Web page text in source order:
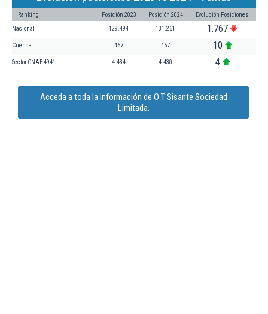
Ranking Posición 2023 Posición 2024 Evolución Posiciones
Nacional 129.494 131.261 1.767
Cuenca 467 457 10
Sector CNAE 4941 4.434 4.430 4
Acceda a toda la información de O T Sisante Sociedad
Limitada.